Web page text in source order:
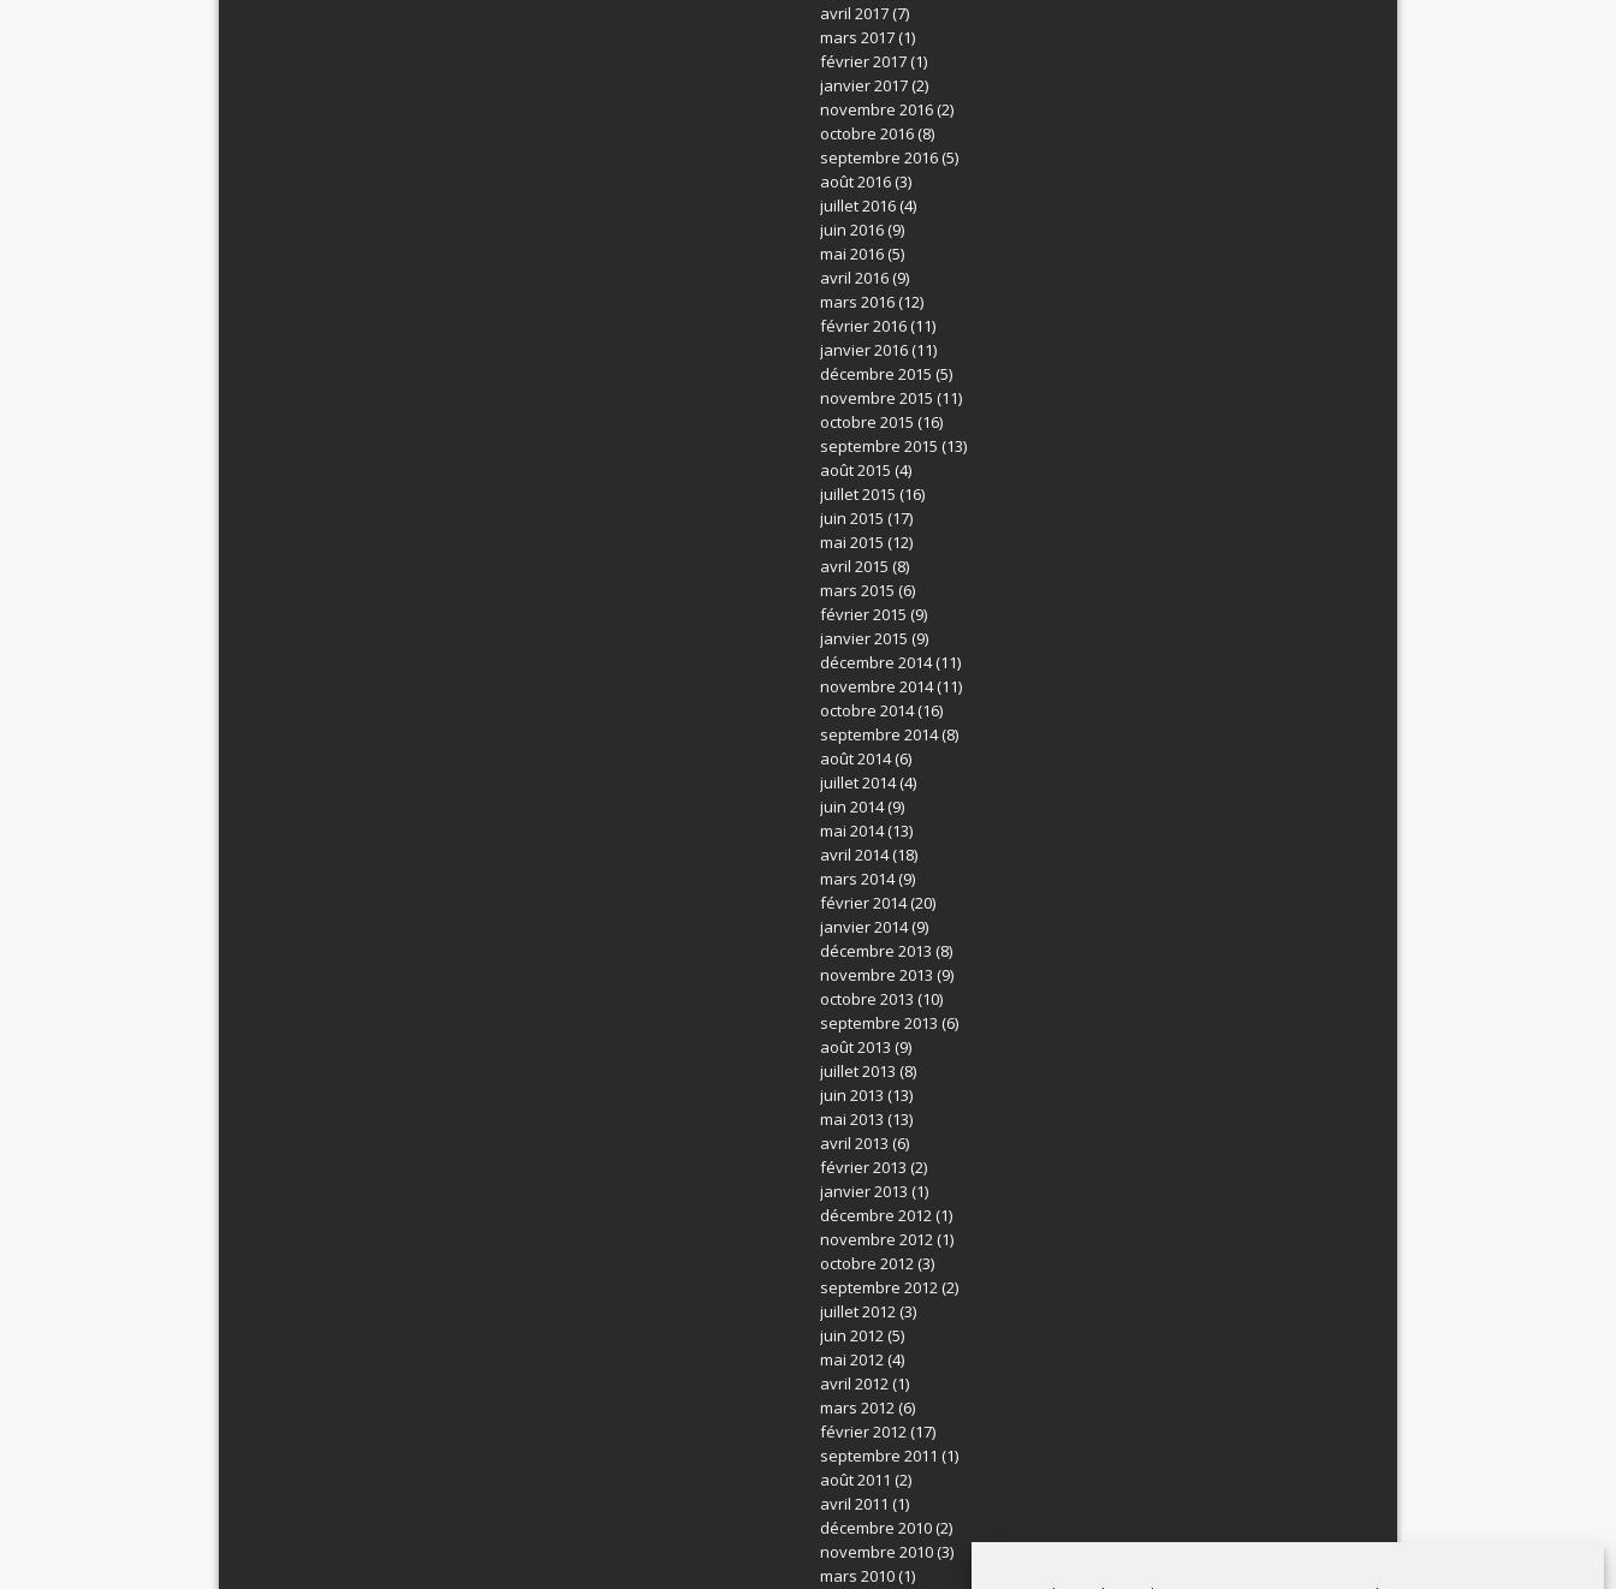
avril 2017(7)
mars 2017(1)
février 2017(1)
janvier 2017(2)
novembre 2016(2)
octobre 2016(8)
septembre 2016(5)
août 2016(3)
juillet 2016(4)
juin 2016(9)
mai 2016(5)
avril 2016(9)
mars 2016(12)
février 2016(11)
janvier 2016(11)
décembre 2015 (5)
novembre 2015 (11)
octobre 2015 (16)
septembre 2015 (13)
août 2015 (4)
juillet 2015 (16)
juin 2015 (17)
mai 2015 (12)
avril 2015 (8)
mars 2015 (6)
février 2015 (9)
janvier 2015 (9)
décembre 2014(11)
novembre 2014(11)
octobre 2014(16)
septembre 2014(8)
août 2014(6)
juillet 2014(4)
juin 2014(9)
mai 2014(13)
avril 2014(18)
mars 2014(9)
février 2014(20)
janvier 2014(9)
décembre 2013 (8)
novembre 2013 (9)
octobre 2013 (10)
septembre 2013 (6)
août 2013 (9)
juillet 2013 (8)
juin 2013 (13)
mai 2013 (13)
avril 2013 (6)
février 2013 (2)
janvier 2013 (1)
décembre 2012(1)
novembre 2012(1)
octobre 2012(3)
septembre 2012(2)
juillet 2012(3)
juin 2012(5)
mai 2012(4)
avril 2012(1)
mars 2012(6)
février 2012(17)
septembre 2011 (1)
août 2011 (2)
avril 2011 (1)
décembre 2010(2)
novembre 2010(3)
mars 2010(1)